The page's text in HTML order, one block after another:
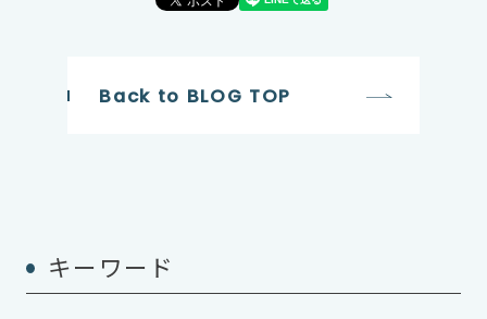
Back to BLOG TOP
キーワード